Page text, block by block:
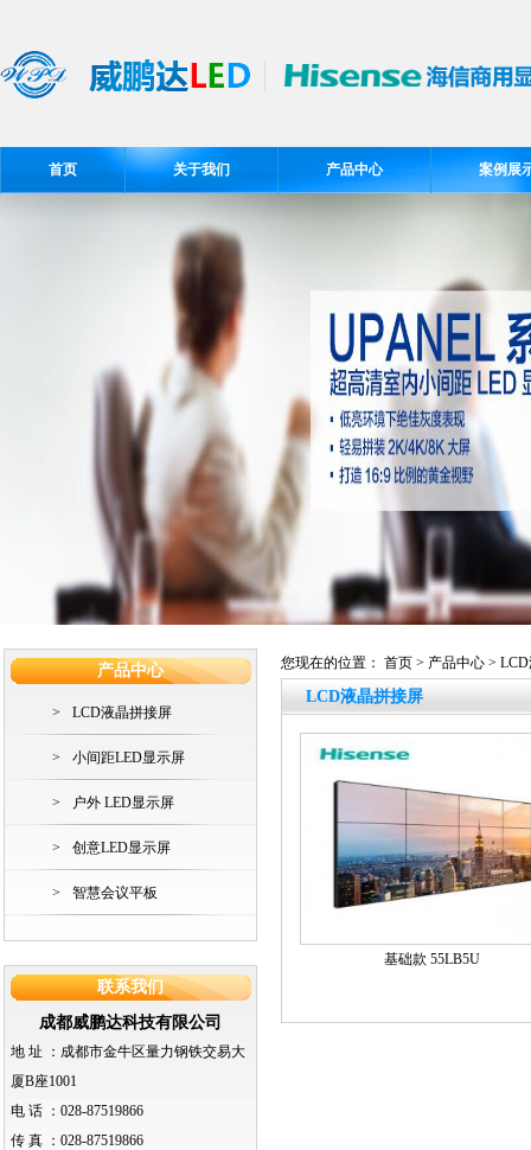
首页 关于我们 产品中心 案例展
产品中心
> LCD液晶拼接屏
> 小间距LED显示屏
> 户外 LED显示屏
> 创意LED显示屏
> 智慧会议平板
联系我们
成都威鹏达科技有限公司
地 址 ： 成都市金牛区量力钢铁交易大
厦B座1001
电 话 ： 028-87519866
传 真 ： 028-87519866
您现在的位置： 首页 > 产品中心 >
LCD液晶拼接屏
基础款 55LB5U